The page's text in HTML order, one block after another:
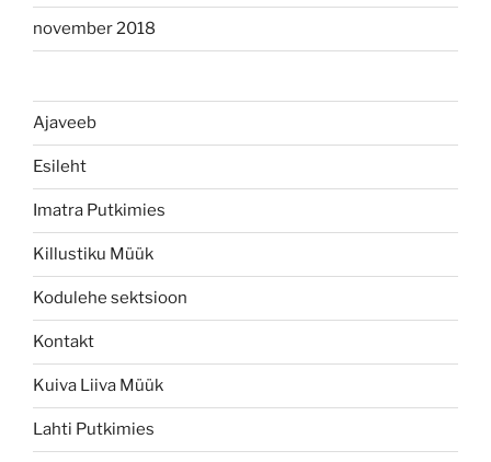
november 2018
Ajaveeb
Esileht
Imatra Putkimies
Killustiku Müük
Kodulehe sektsioon
Kontakt
Kuiva Liiva Müük
Lahti Putkimies